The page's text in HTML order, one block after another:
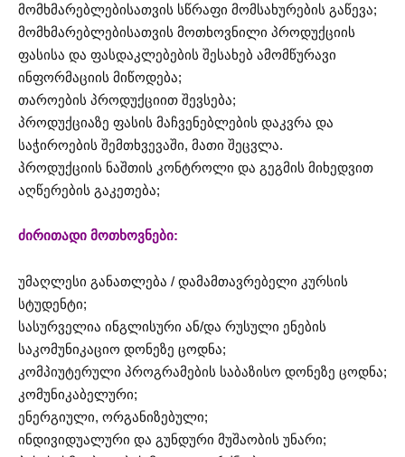
მომხმარებლებისათვის სწრაფი მომსახურების გაწევა;
მომხმარებლებისათვის მოთხოვნილი პროდუქციის
ფასისა და ფასდაკლებების შესახებ ამომწურავი
ინფორმაციის მიწოდება;
თაროების პროდუქციით შევსება;
პროდუქციაზე ფასის მაჩვენებლების დაკვრა და
საჭიროების შემთხვევაში, მათი შეცვლა.
პროდუქციის ნაშთის კონტროლი და გეგმის მიხედვით
აღწერების გაკეთება;
ძირითადი მოთხოვნები:
უმაღლესი განათლება / დამამთავრებელი კურსის
სტუდენტი;
სასურველია ინგლისური ან/და რუსული ენების
საკომუნიკაციო დონეზე ცოდნა;
კომპიუტერული პროგრამების საბაზისო დონეზე ცოდნა;
კომუნიკაბელური;
ენერგიული, ორგანიზებული;
ინდივიდუალური და გუნდური მუშაობის უნარი;